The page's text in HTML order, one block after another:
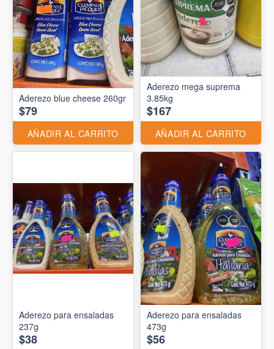
Aderezo blue cheese 260gr
$79
AÑADIR AL CARRITO
Aderezo mega suprema
3.85kg
$167
AÑADIR AL CARRITO
Aderezo para ensaladas
237g
$38
Aderezo para ensaladas
473g
$56